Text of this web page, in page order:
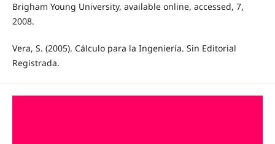
Brigham Young University, available online, accessed, 7,
2008.
Vera, S. (2005). Cálculo para la Ingeniería. Sin Editorial
Registrada.